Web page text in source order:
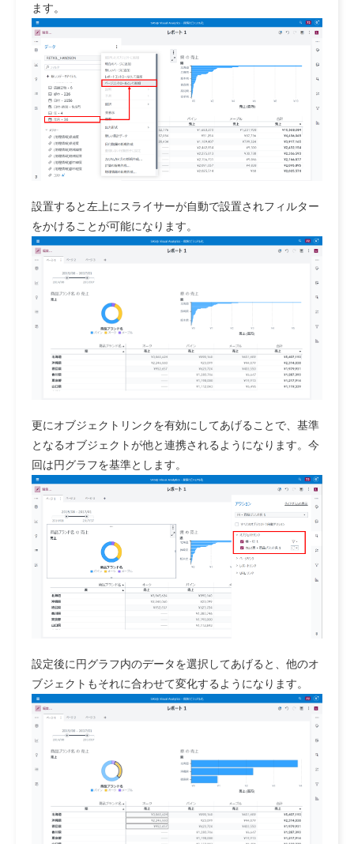
ます。
設置すると左上にスライサーが自動で設置されフィルター
をかけることが可能になります。
更にオブジェクトリンクを有効にしてあげることで、基準
となるオブジェクトが他と連携されるようになります。今
回は円グラフを基準とします。
設定後に円グラフ内のデータを選択してあげると、他のオ
ブジェクトもそれに合わせて変化するようになります。